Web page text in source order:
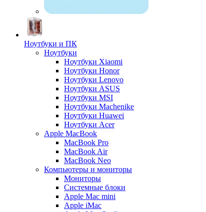
Ноутбуки и ПК
Ноутбуки
Ноутбуки Xiaomi
Ноутбуки Honor
Ноутбуки Lenovo
Ноутбуки ASUS
Ноутбуки MSI
Ноутбуки Machenike
Ноутбуки Huawei
Ноутбуки Acer
Apple MacBook
MacBook Pro
MacBook Air
MacBook Neo
Компьютеры и мониторы
Мониторы
Системные блоки
Apple Mac mini
Apple iMac